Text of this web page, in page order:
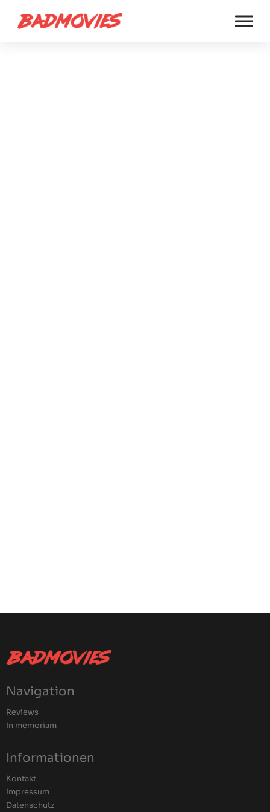
Navigation
Reviews
In memoriam
Informationen
Kontakt
Impressum
Datenschutz